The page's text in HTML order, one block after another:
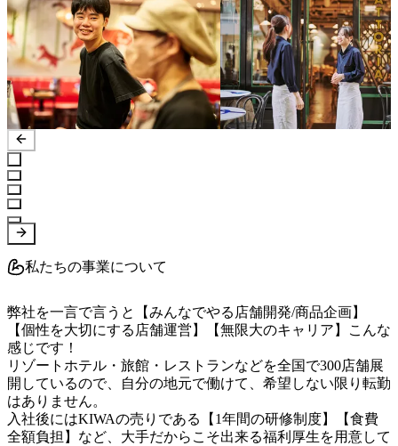
私たちの事業について
弊社を一言で言うと【みんなでやる店舗開発/商品企画】
【個性を大切にする店舗運営】【無限大のキャリア】こんな
感じです！
リゾートホテル・旅館・レストランなどを全国で300店舗展
開しているので、自分の地元で働けて、希望しない限り転勤
はありません。
入社後にはKIWAの売りである【1年間の研修制度】【食費
全額負担】など、大手だからこそ出来る福利厚生を用意して